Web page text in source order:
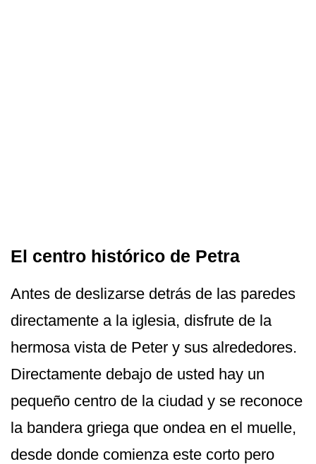
El centro histórico de Petra
Antes de deslizarse detrás de las paredes
directamente a la iglesia, disfrute de la
hermosa vista de Peter y sus alrededores.
Directamente debajo de usted hay un
pequeño centro de la ciudad y se reconoce
la bandera griega que ondea en el muelle,
desde donde comienza este corto pero